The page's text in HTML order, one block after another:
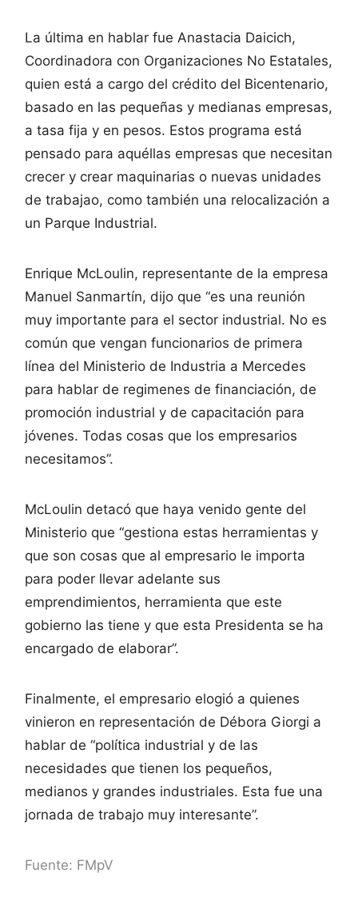
La última en hablar fue Anastacia Daicich,
Coordinadora con Organizaciones No Estatales,
quien está a cargo del crédito del Bicentenario,
basado en las pequeñas y medianas empresas,
a tasa fija y en pesos. Estos programa está
pensado para aquéllas empresas que necesitan
crecer y crear maquinarias o nuevas unidades
de trabajao, como también una relocalización a
un Parque Industrial.
Enrique McLoulin, representante de la empresa
Manuel Sanmartín, dijo que “es una reunión
muy importante para el sector industrial. No es
común que vengan funcionarios de primera
línea del Ministerio de Industria a Mercedes
para hablar de regimenes de financiación, de
promoción industrial y de capacitación para
jóvenes. Todas cosas que los empresarios
necesitamos”.
McLoulin detacó que haya venido gente del
Ministerio que “gestiona estas herramientas y
que son cosas que al empresario le importa
para poder llevar adelante sus
emprendimientos, herramienta que este
gobierno las tiene y que esta Presidenta se ha
encargado de elaborar”.
Finalmente, el empresario elogió a quienes
vinieron en representación de Débora Giorgi a
hablar de “política industrial y de las
necesidades que tienen los pequeños,
medianos y grandes industriales. Esta fue una
jornada de trabajo muy interesante”.
Fuente: FMpV